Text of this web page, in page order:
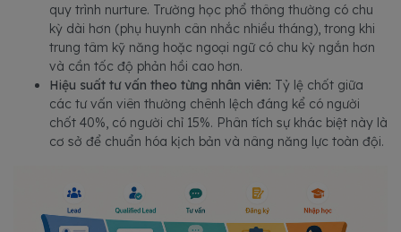
quy trình nurture. Trường học phổ thông thường có chu
kỳ dài hơn (phụ huynh cân nhắc nhiều tháng), trong khi
trung tâm kỹ năng hoặc ngoại ngữ có chu kỳ ngắn hơn
và cần tốc độ phản hồi cao hơn.
Hiệu suất tư vấn theo từng nhân viên: Tỷ lệ chốt giữa
các tư vấn viên thường chênh lệch đáng kể có người
chốt 40%, có người chỉ 15%. Phân tích sự khác biệt này là
cơ sở để chuẩn hóa kịch bản và nâng năng lực toàn đội.